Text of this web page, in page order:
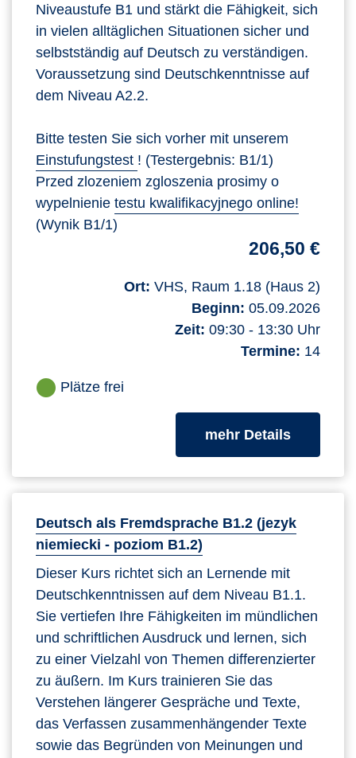
Niveaustufe B1 und stärkt die Fähigkeit, sich
in vielen alltäglichen Situationen sicher und
selbstständig auf Deutsch zu verständigen.
Voraussetzung sind Deutschkenntnisse auf
dem Niveau A2.2.
Bitte testen Sie sich vorher mit unserem
Einstufungstest ! (Testergebnis: B1/1)
Przed zlozeniem zgloszenia prosimy o
wypelnienie testu kwalifikacyjnego online!
(Wynik B1/1)
206,50 €
Ort: VHS, Raum 1.18 (Haus 2)
Beginn: 05.09.2026
Zeit: 09:30 - 13:30 Uhr
Termine: 14
Plätze frei
mehr Detailszum
Deutsch als Fremdsprache B1.2 (jezyk
niemiecki - poziom B1.2)
Dieser Kurs richtet sich an Lernende mit
Deutschkenntnissen auf dem Niveau B1.1.
Sie vertiefen Ihre Fähigkeiten im mündlichen
und schriftlichen Ausdruck und lernen, sich
zu einer Vielzahl von Themen differenzierter
zu äußern. Im Kurs trainieren Sie das
Verstehen längerer Gespräche und Texte,
das Verfassen zusammenhängender Texte
sowie das Begründen von Meinungen und